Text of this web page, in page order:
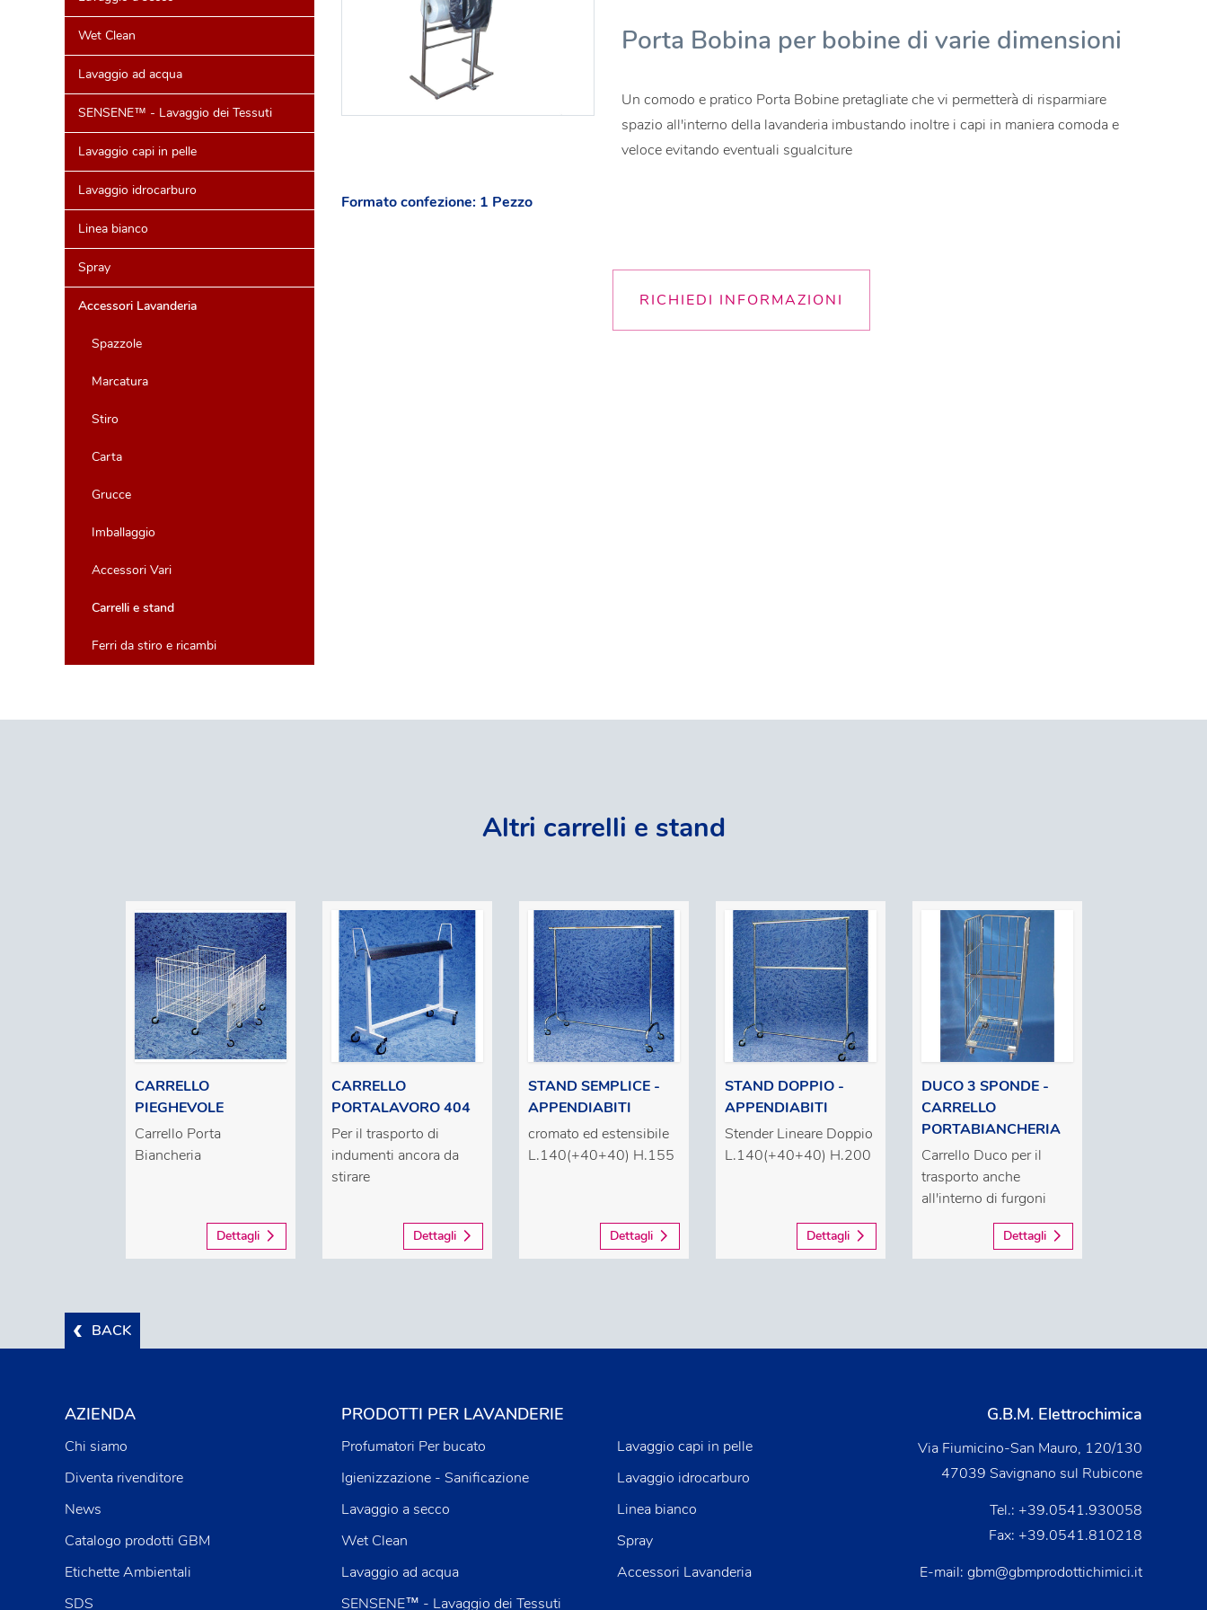
Wet Clean
Lavaggio ad acqua
SENSENE™ - Lavaggio dei Tessuti
Lavaggio capi in pelle
Lavaggio idrocarburo
Linea bianco
Spray
Accessori Lavanderia
Spazzole
Marcatura
Stiro
Carta
Grucce
Imballaggio
Accessori Vari
Carrelli e stand
Ferri da stiro e ricambi
Porta Bobina per bobine di varie dimensioni
Un comodo e pratico Porta Bobine pretagliate che vi permetterà di risparmiare
spazio all'interno della lavanderia imbustando inoltre i capi in maniera comoda e
veloce evitando eventuali sgualciture
Formato confezione: 1 Pezzo
RICHIEDI INFORMAZIONI
Altri carrelli e stand
CARRELLO
PIEGHEVOLE
Carrello Porta
Biancheria
Dettagli
CARRELLO
PORTALAVORO 404
Per il trasporto di
indumenti ancora da
stirare
Dettagli
STAND SEMPLICE -
APPENDIABITI
cromato ed estensibile
L.140(+40+40) H.155
Dettagli
STAND DOPPIO -
APPENDIABITI
Stender Lineare Doppio
L.140(+40+40) H.200
Dettagli
DUCO 3 SPONDE -
CARRELLO
PORTABIANCHERIA
Carrello Duco per il
trasporto anche
all'interno di furgoni
Dettagli
BACK
PRODOTTI PER LAVANDERIE
Profumatori Per bucato
Igienizzazione - Sanificazione
Lavaggio a secco
Wet Clean
Lavaggio ad acqua
SENSENE™ - Lavaggio dei Tessuti
Lavaggio capi in pelle
Lavaggio idrocarburo
Linea bianco
Spray
Accessori Lavanderia
AZIENDA
Chi siamo
Diventa rivenditore
News
Catalogo prodotti GBM
Etichette Ambientali
SDS
G.B.M. Elettrochimica
Via Fiumicino-San Mauro, 120/130
47039 Savignano sul Rubicone
Tel.: +39.0541.930058
Fax: +39.0541.810218
E-mail: gbm@gbmprodottichimici.it